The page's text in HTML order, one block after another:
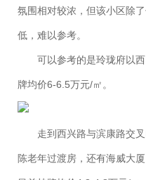
氛围相对较浓，但该小区除
低，难以参考。
可以参考的是玲珑府以
牌均价6-6.5万元/㎡。
走到西兴路与滨康路交
陈老年过渡房，还有海威大